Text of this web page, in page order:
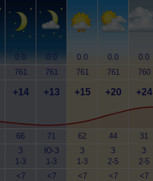
0.0
761
+14
66
З
1-3
<7
0.0
761
+13
71
Ю-З
1-3
<7
0.0
761
+15
62
З
1-3
<7
0.0
761
+20
44
З
2-5
<7
0.0
760
+24
31
З
2-5
<7